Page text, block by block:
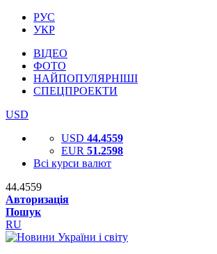
РУС
УКР
ВІДЕО
ФОТО
НАЙПОПУЛЯРНІШІ
СПЕЦПРОЕКТИ
USD
USD 44.4559
EUR 51.2598
Всі курси валют
44.4559
Авторизація
Пошук
RU